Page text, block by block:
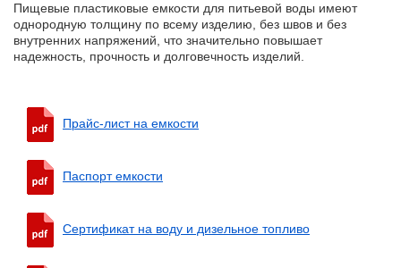
Пищевые пластиковые емкости для питьевой воды имеют
однородную толщину по всему изделию, без швов и без
внутренних напряжений, что значительно повышает
надежность, прочность и долговечность изделий.
Прайс-лист на емкости
Паспорт емкости
Сертификат на воду и дизельное топливо